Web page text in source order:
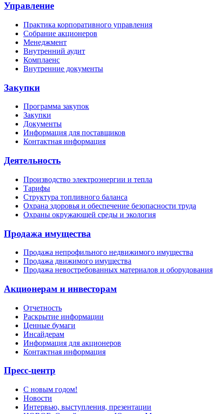
Управление
Практика корпоративного управления
Собрание акционеров
Менеджмент
Внутренний аудит
Комплаенс
Внутренние документы
Закупки
Программа закупок
Закупки
Документы
Информация для поставщиков
Контактная информация
Деятельность
Производство электроэнергии и тепла
Тарифы
Структура топливного баланса
Охрана здоровья и обеспечение безопасности труда
Охраны окружающей среды и экология
Продажа имущества
Продажа непрофильного недвижимого имущества
Продажа движимого имущества
Продажа невостребованных материалов и оборудования
Акционерам и инвесторам
Отчетность
Раскрытие информации
Ценные бумаги
Инсайдерам
Информация для акционеров
Контактная информация
Пресс-центр
С новым годом!
Новости
Интервью, выступления, презентации